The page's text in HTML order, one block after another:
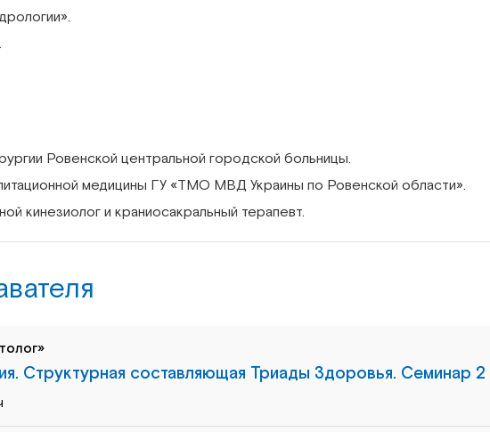
Ровенской центральной городской больницы.
медицины ГУ «ТМО МВД Украины по Ровенской области».
кинезиолог и краниосакральный терапевт.
Структурная составляющая Триады Здоровья. Семинар 2